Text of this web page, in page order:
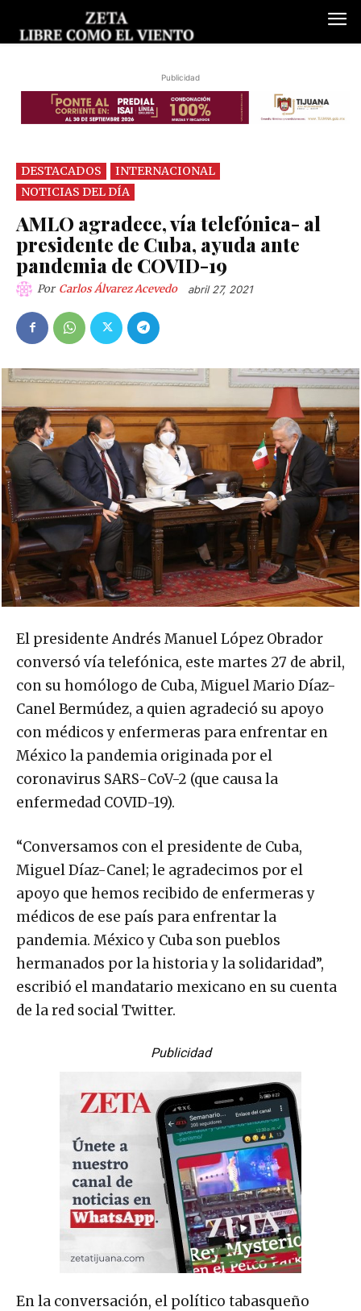
Publicidad
DESTACADOS
INTERNACIONAL
NOTICIAS DEL DÍA
AMLO agradece, vía telefónica- al
presidente de Cuba, ayuda ante
pandemia de COVID-19
Por Carlos Álvarez Acevedo abril 27, 2021
El presidente Andrés Manuel López Obrador
conversó vía telefónica, este martes 27 de abril,
con su homólogo de Cuba, Miguel Mario Díaz-
Canel Bermúdez, a quien agradeció su apoyo
con médicos y enfermeras para enfrentar en
México la pandemia originada por el
coronavirus SARS-CoV-2 (que causa la
enfermedad COVID-19).
“Conversamos con el presidente de Cuba,
Miguel Díaz-Canel; le agradecimos por el
apoyo que hemos recibido de enfermeras y
médicos de ese país para enfrentar la
pandemia. México y Cuba son pueblos
hermanados por la historia y la solidaridad”,
escribió el mandatario mexicano en su cuenta
de la red social Twitter.
Publicidad
En la conversación, el político tabasqueño